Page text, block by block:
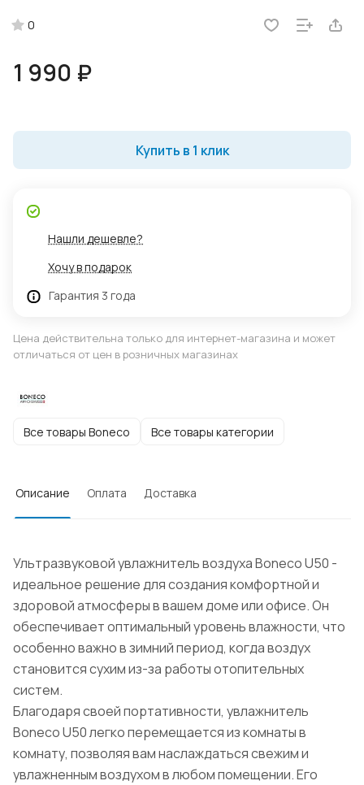
0
1 990 ₽
Купить в 1 клик
Нашли дешевле?
Хочу в подарок
Гарантия 3 года
Цена действительна только для интернет-магазина и может
отличаться от цен в розничных магазинах
Все товары Boneco Все товары категории
Описание Оплата Доставка
Ультразвуковой увлажнитель воздуха Boneco U50 -
идеальное решение для создания комфортной и
здоровой атмосферы в вашем доме или офисе. Он
обеспечивает оптимальный уровень влажности, что
особенно важно в зимний период, когда воздух
становится сухим из-за работы отопительных
систем.
Благодаря своей портативности, увлажнитель
Boneco U50 легко перемещается из комнаты в
комнату, позволяя вам наслаждаться свежим и
увлажненным воздухом в любом помещении. Его